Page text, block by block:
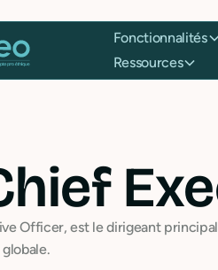
Fonctionnalités
Ressources
Officer, est le dirigeant